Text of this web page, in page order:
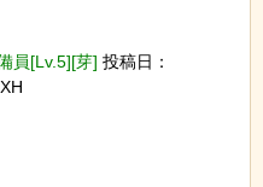
員[Lv.5][芽] 投稿日：